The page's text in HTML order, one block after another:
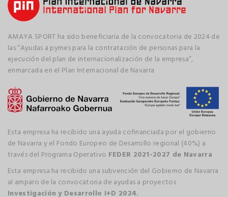
AMAYA SPORT ha sido beneficiaria de la convocatoria de 2024 de
las “Ayudas a pymes para la contratación de personas para la
ejecución del plan de internacionalización de la empresa”,
enmarcada en el Plan Internacional de Navarra
Esta empresa ha recibido una ayuda cofinanciada por el gobierno
de Navarra y el Fondo Europeo de Desarrollo regional (40%) a
través del Programa Operativo FEDER 2021-2027 de Navarra
Esta empresa ha recibido una subvención del Gobierno de Navarra
al amparo de la convocatoria de ayudas a proyectos
Investigación y Desarrollo I+D 2024.